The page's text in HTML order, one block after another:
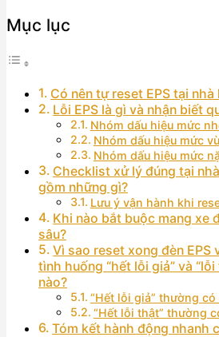
Mục lục
Có nên tự reset EPS tại nhà
Lỗi EPS là gì và nhận biết
Nhóm dấu hiệu mức
Nhóm dấu hiệu mức
Nhóm dấu hiệu mức
Checklist xử lý đúng tại
gồm những gì?
Lưu ý vận hành khi
Khi nào bắt buộc mang xe
sâu?
Vì sao reset xong đèn EPS
tình huống “hết lỗi giả” và
nào?
“Hết lỗi giả” thường
“Hết lỗi thật” thường
Tóm kết hành động nhanh